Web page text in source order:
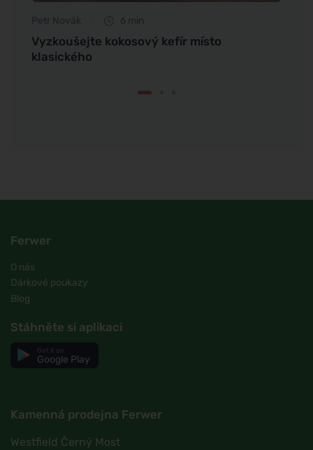
Petr Novák 6 min
Vyzkoušejte kokosový kefír místo
klasického
Ferwer
O nás
Dárkové poukazy
Blog
Stáhněte si aplikaci
Google Play
Kamenná prodejna Ferwer
Westfield Černý Most